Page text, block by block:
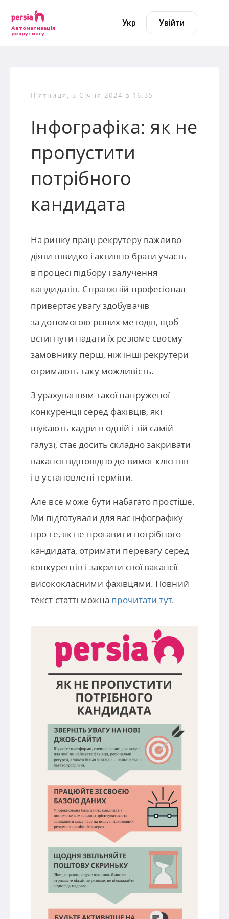
Автоматизація
рекрутингу
Укр Увійти
П’ятниця, 5 Січня 2024 в 16:35
Інфографіка: як не
пропустити
потрібного
кандидата
На ринку праці рекрутеру важливо
діяти швидко і активно брати участь
в процесі підбору і залучення
кандидатів. Справжній професіонал
привертає увагу здобувачів
за допомогою різних методів, щоб
встигнути надати їх резюме своєму
замовнику перш, ніж інші рекрутери
отримають таку можливість.
З урахуванням такої напруженої
конкуренції серед фахівців, які
шукають кадри в одній і тій самій
галузі, стає досить складно закривати
вакансії відповідно до вимог клієнтів
і в установлені терміни.
Але все може бути набагато простіше.
Ми підготували для вас інфографіку
про те, як не прогавити потрібного
кандидата, отримати перевагу серед
конкурентів і закрити свої вакансії
висококласними фахівцями. Повний
текст статті можна прочитати тут.